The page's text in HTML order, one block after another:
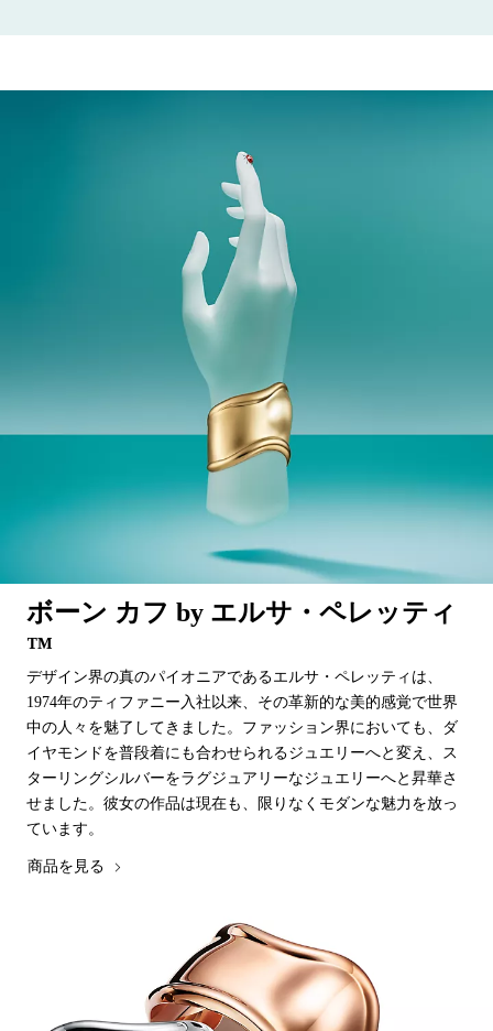
ボーン カフ by エルサ・ペレッティ
™
デザイン界の真のパイオニアであるエルサ・ペレッティは、
1974年のティファニー入社以来、その革新的な美的感覚で世界
中の人々を魅了してきました。ファッション界においても、ダ
イヤモンドを普段着にも合わせられるジュエリーへと変え、ス
ターリングシルバーをラグジュアリーなジュエリーへと昇華さ
せました。彼女の作品は現在も、限りなくモダンな魅力を放っ
ています。
商品を見る